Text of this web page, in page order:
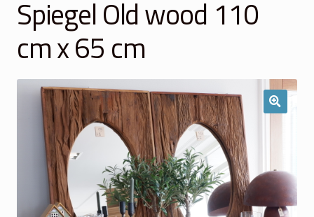
Winkelmand
Over Ons
Veelgestelde vragen
Contact
Spiegel Old wood 110
cm x 65 cm